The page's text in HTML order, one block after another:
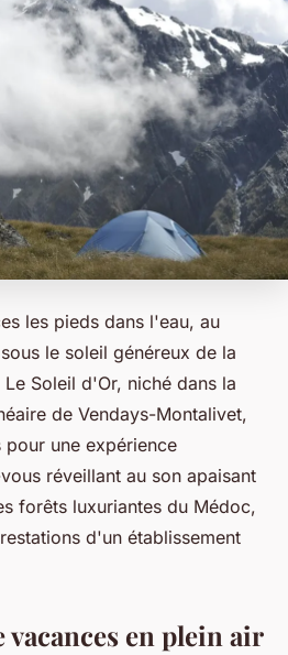
les pieds dans l'eau, au
le soleil généreux de la
Soleil d'Or, niché dans la
de Vendays-Montalivet,
une expérience
réveillant au son apaisant
forêts luxuriantes du Médoc,
d'un établissement
vacances en plein air